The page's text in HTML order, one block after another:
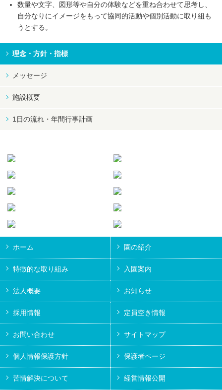
数量や文字、図形等や自分の体験などを重ね合わせて思考し、
自分なりにイメージをもって協同的活動や個別活動に取り組も
うとする。
理念・方針・指標
メッセージ
施設概要
1日の流れ・年間行事計画
ホーム 園の紹介
特徴的な取り組み 入園案内
法人概要 お知らせ
採用情報 定員空き情報
お問い合わせ サイトマップ
個人情報保護方針 保護者ページ
苦情解決について 経営情報公開